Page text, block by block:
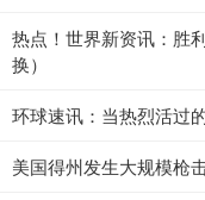
热点！世界新资讯：胜
换）
环球速讯：当热烈活过
美国得州发生大规模枪